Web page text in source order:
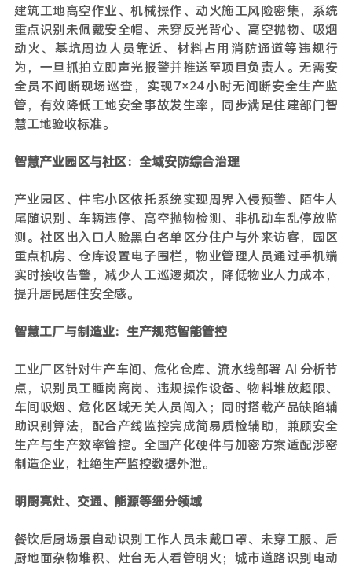
建筑工地高空作业、机械操作、动火施工风险密集，系统
重点识别未佩戴安全帽、未穿反光背心、高空抛物、吸烟
动火、基坑周边人员靠近、材料占用消防通道等违规行
为，一旦抓拍立即声光报警并推送至项目负责人。无需安
全员不间断现场巡查，实现7×24小时无间断安全生产监
管，有效降低工地安全事故发生率，同步满足住建部门智
慧工地验收标准。
智慧产业园区与社区：全域安防综合治理
产业园区、住宅小区依托系统实现周界入侵预警、陌生人
尾随识别、车辆违停、高空抛物检测、非机动车乱停放监
测。社区出入口人脸黑白名单区分住户与外来访客，园区
重点机房、仓库设置电子围栏，物业管理人员通过手机端
实时接收告警，减少人工巡逻频次，降低物业人力成本，
提升居民居住安全感。
智慧工厂与制造业：生产规范智能管控
工业厂区针对生产车间、危化仓库、流水线部署 AI 分析节
点，识别员工睡岗离岗、违规操作设备、物料堆放超限、
车间吸烟、危化区域无关人员闯入；同时搭载产品缺陷辅
助识别算法，配合产线监控完成简易质检辅助，兼顾安全
生产与生产效率管控。全国产化硬件与加密方案适配涉密
制造企业，杜绝生产监控数据外泄。
明厨亮灶、交通、能源等细分领域
餐饮后厨场景自动识别工作人员未戴口罩、未穿工服、后
厨地面杂物堆积、灶台无人看管明火；城市道路识别电动